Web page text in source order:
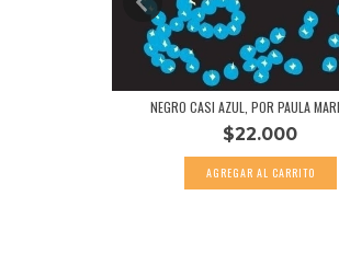
NEGRO CASI AZUL, POR PAULA
$22.000